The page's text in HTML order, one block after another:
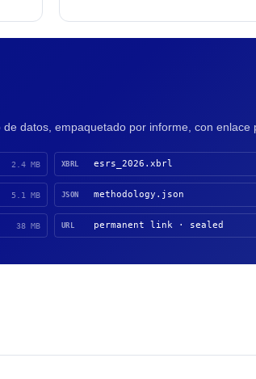
datos, empaquetado por informe, con enlace
2.4 MB XBRL esrs_2026.xbrl
5.1 MB JSON methodology.json
38 MB URL permanent link · sealed